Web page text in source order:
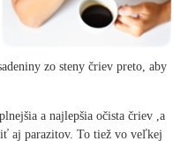
zo steny čriev preto, aby
a najlepšia očista čriev ,a
aj parazitov. To tiež vo veľkej